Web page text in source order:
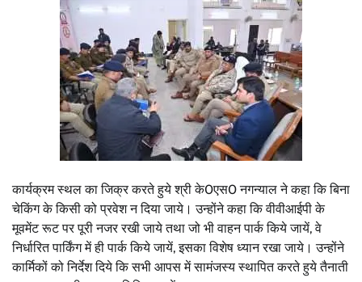
कार्यक्रम स्थल का जिक्र करते हुये श्री के0एस0 नगन्याल ने कहा कि बिना
चेकिंग के किसी को प्रवेश न दिया जाये। उन्होंने कहा कि वीवीआईपी के
मूवमेंट रूट पर पूरी नजर रखी जाये तथा जो भी वाहन पार्क किये जायें, वे
निर्धारित पार्किंग में ही पार्क किये जायें, इसका विशेष ध्यान रखा जाये। उन्होंने
कार्मिकों को निर्देश दिये कि सभी आपस में सामंजस्य स्थापित करते हुये तैनाती